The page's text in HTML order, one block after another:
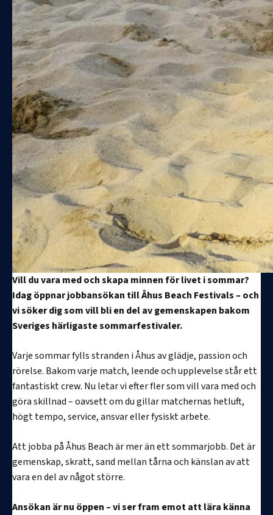
Vill du vara med och skapa minnen för livet i sommar?
Idag öppnar jobbansökan till Åhus Beach Festivals – och
vi söker dig som vill bli en del av gemenskapen bakom
Sveriges härligaste sommarfestivaler.
Varje sommar fylls stranden i Åhus av glädje, passion och
rörelse. Bakom varje match, leende och upplevelse står ett
fantastiskt crew. Nu letar vi efter fler som vill vara med och
göra skillnad – oavsett om du gillar matchernas hetluft,
högt tempo, service, ansvar eller fysiskt arbete.
Att jobba på Åhus Beach är mer än ett sommarjobb. Det är
gemenskap, skratt, sand mellan tårna och känslan av att
vara en del av något större.
Ansökan är nu öppen – vi ser fram emot att lära känna